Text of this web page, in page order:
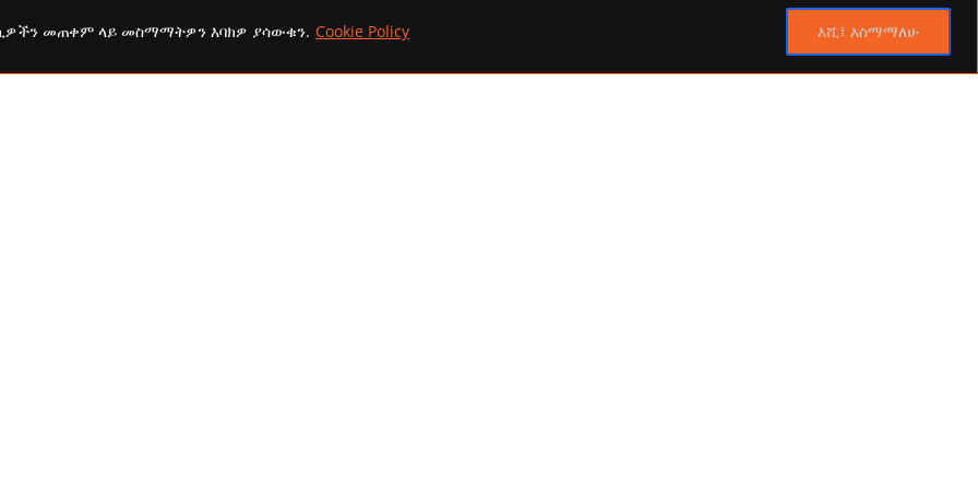
መጠቀም ላይ መስማማትዎን እባክዎ ያሳውቁን. Cookie Policy እሺ፤ እስማማለሁ